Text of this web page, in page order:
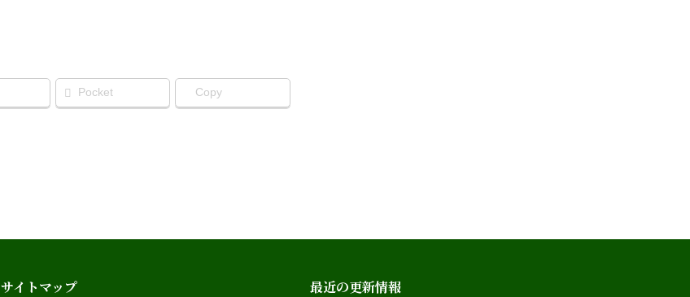
Pocket Copy
サイトマップ 最近の更新情報